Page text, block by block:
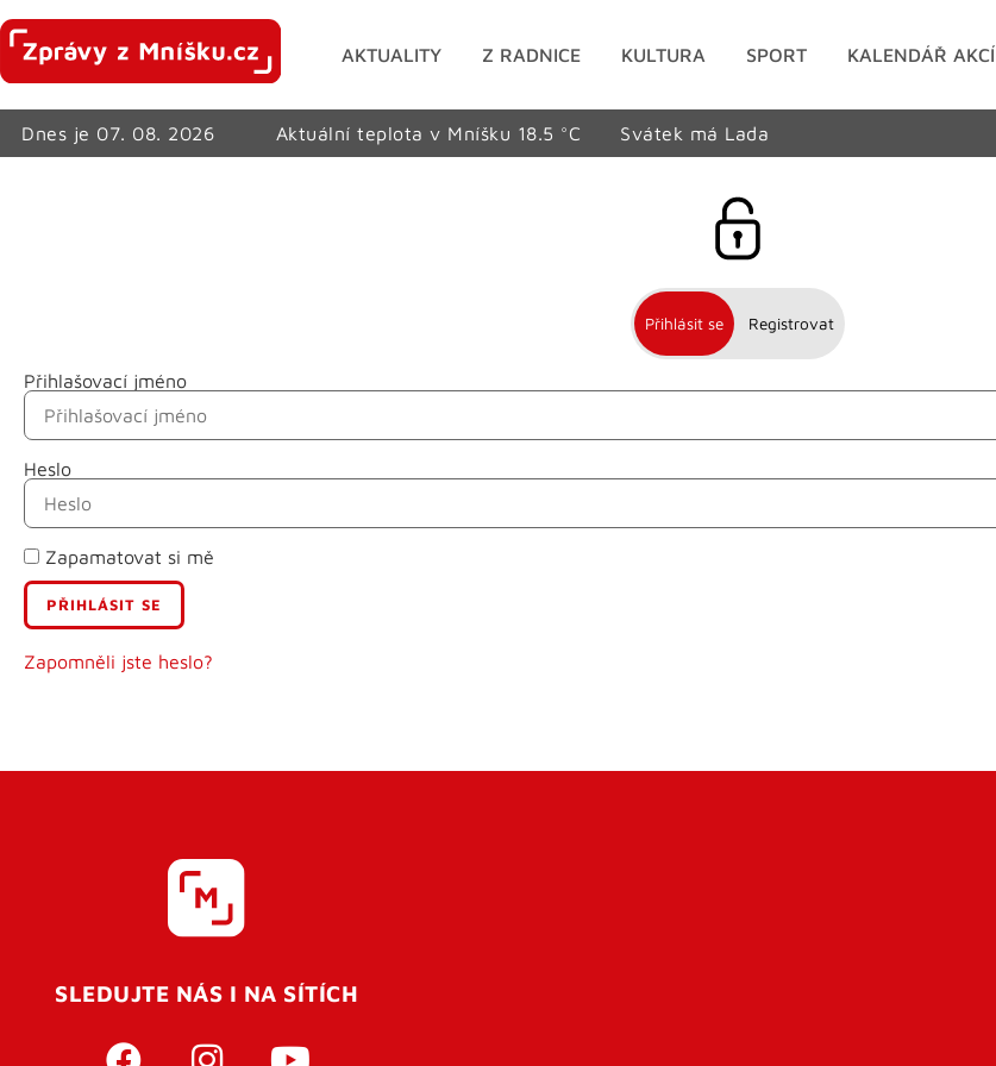
AKTUALITY Z RADNICE KULTURA SPORT KALENDÁŘ AKCÍ
Dnes je 07. 08. 2026 Aktuální teplota v Mníšku 18.5 °C Svátek má Lada
Přihlásit se Registrovat
Přihlašovací jméno
Heslo
Zapamatovat si mě
Zapomněli jste heslo?
Jméno
Příjmení
E-mail
Uživatelské jméno
SLEDUJTE NÁS I NA SÍTÍCH